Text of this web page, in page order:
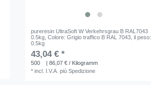
pureresin UltraSoft W Verkehrsgrau B RAL7043
0.5kg, Colore: Grigio traffico B RAL 7043, il peso:
0.5kg
43,04 € *
500
| 86,07 € / Kilogramm
*incl. I.V.A. piùSpedizione